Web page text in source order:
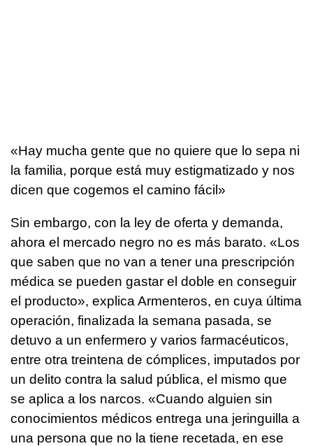
«Hay mucha gente que no quiere que lo sepa ni
la familia, porque está muy estigmatizado y nos
dicen que cogemos el camino fácil»
Sin embargo, con la ley de oferta y demanda,
ahora el mercado negro no es más barato. «Los
que saben que no van a tener una prescripción
médica se pueden gastar el doble en conseguir
el producto», explica Armenteros, en cuya última
operación, finalizada la semana pasada, se
detuvo a un enfermero y varios farmacéuticos,
entre otra treintena de cómplices, imputados por
un delito contra la salud pública, el mismo que
se aplica a los narcos. «Cuando alguien sin
conocimientos médicos entrega una jeringuilla a
una persona que no la tiene recetada, en ese